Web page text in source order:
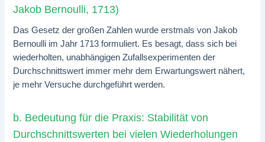
Jakob Bernoulli, 1713)
Das Gesetz der großen Zahlen wurde erstmals von Jakob
Bernoulli im Jahr 1713 formuliert. Es besagt, dass sich bei
wiederholten, unabhängigen Zufallsexperimenten der
Durchschnittswert immer mehr dem Erwartungswert nähert,
je mehr Versuche durchgeführt werden.
b. Bedeutung für die Praxis: Stabilität von
Durchschnittswerten bei vielen Wiederholungen